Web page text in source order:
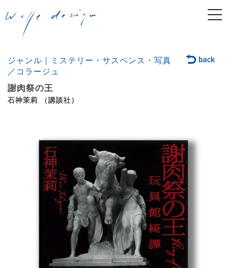
ジャンル｜ミステリー・サスペンス・写真
／コラージュ
謝肉祭の王
石神茉莉 （講談社）